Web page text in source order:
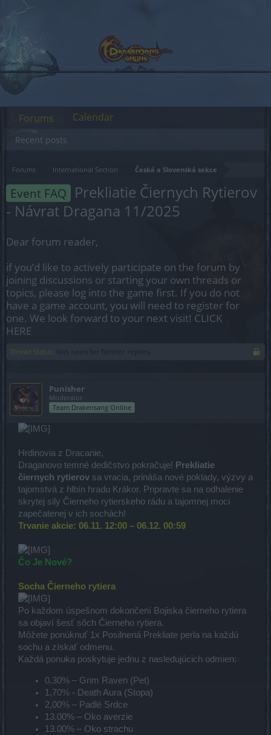
Forums International Section Česká a Slovenská sekce
Event FAQ Prekliatie Čiernych Rytierov
- Návrat Dragana 11/2025
Dear forum reader,
if you’d like to actively participate on the forum by
joining discussions or starting your own threads or
topics, please log into the game first. If you do not
have a game account, you will need to register for
one. We look forward to your next visit! CLICK
HERE
Thread Status:
Punisher
Moderator
Team Drakensang Online
Hrdinovia z Dracanie,
Draganovo temné dedičstvo pokračuje! Prekliatie
čiernych rytierov sa vracia, prináša nové poklady, výzvy a
tajomstvá z hlbín hradu Krákor. Pripravte sa na odhalenie
skrytej sily Čierneho rytierskeho rádu a tajomnej moci
zapečatenej v ich sochách!
Trvanie akcie: 06.11. 12:00 – 06.12. 00:59
Čo Je Nové?
Socha Čierneho rytiera
Po každom úspešnom dokončení Bojiska čierneho rytiera
sa objaví šesť sôch Čierneho rytiera.
Môžete ponúknuť 1x Posilnená Prekliate perla na každú
sochu a získať odmenu.
Každá ponuka poskytuje jednu z nasledujúcich odmien:
0,30% – Grim Raven (Pet)
1,70% - Death Aura (Stopa)
2,00% – Padlé Srdce
13.00% – Oko averzie
13.00% – Oko strachu
Forums
Recent posts
Calendar